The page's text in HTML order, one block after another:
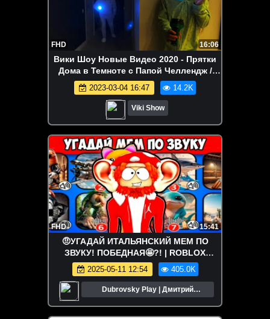
FHD 16:06
Вики Шоу Новые Видео 2020 - Прятки
Дома в Темноте с Папой Челлендж /
Вики Шоу
2023-03-04 16:47 14.2K
Viki Show
FHD 15:41
🤨УГАДАЙ ИТАЛЬЯНСКИЙ МЕМ ПО
ЗВУКУ! ПОБЕДНАЯ🤩?! | ROBLOX
(Роблокс)
2025-05-11 12:54 405.0K
Dubrovsky Play | Дмитрий